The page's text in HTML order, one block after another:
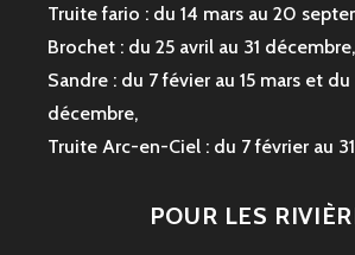
Truite fario : du 14 mars au 20
Brochet : du 25 avril au 31 décembre,
Sandre : du 7 févier au 15 mars et
décembre,
Truite Arc-en-Ciel : du 7 février au
POUR LES